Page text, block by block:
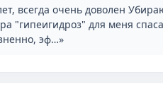
всегда очень доволен
"гипеигидроз" для меня
эф…»